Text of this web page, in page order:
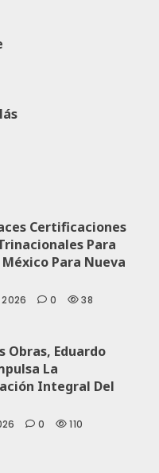
Certificaciones
Para
Para Nueva
0 38
Obras, Eduardo
La
Integral Del
0 110